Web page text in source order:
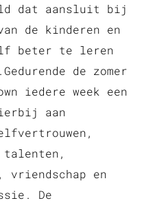
dat aansluit bij
de kinderen en
beter te leren
de zomer
iedere week een
aan
en
De